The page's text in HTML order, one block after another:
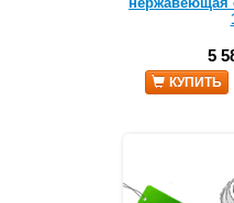
5
КУПИТЬ